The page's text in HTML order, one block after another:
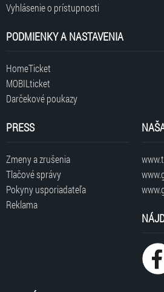
Vyhlásenie o prístupnosti
PODMIENKY A NASTAVENIA
HomeTicket
MOBILticket
Darčekové poukazy
PRESS
Zmeny a zrušenia
Tlačové správy
Pokyny usporiadateľa
Reklama